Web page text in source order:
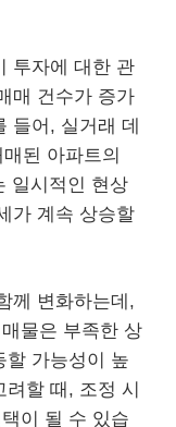
투자에 대한 관
매 건수가 증가
들어, 실거래 데
된 아파트의
일시적인 현상
가 계속 상승할
께 변화하는데,
물은 부족한 상
할 가능성이 높
할 때, 조정 시
이 될 수 있습